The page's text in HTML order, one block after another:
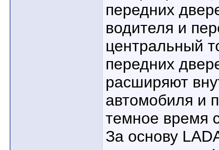
передних
водителя и
центральный
передних
расширяют
автомобиля и
темное время
За основу